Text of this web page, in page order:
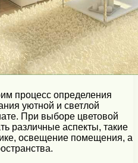
процесс определения
уютной и светлой
При выборе цветовой
различные аспекты, такие
освещение помещения, а